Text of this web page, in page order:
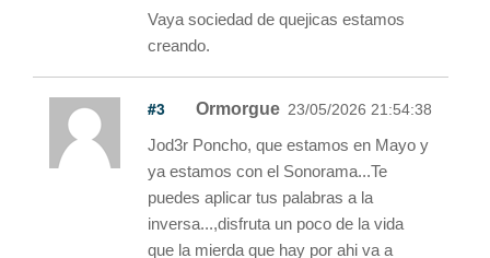
Vaya sociedad de quejicas estamos
creando.
#3 Ormorgue 23/05/2026 21:54:38
Jod3r Poncho, que estamos en Mayo y
ya estamos con el Sonorama...Te
puedes aplicar tus palabras a la
inversa...,disfruta un poco de la vida
que la mierda que hay por ahi va a